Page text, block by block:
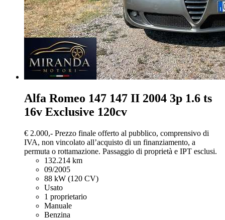
Alfa Romeo 147 147 II 2004 3p 1.6 ts
16v Exclusive 120cv
€ 2.000,- Prezzo finale offerto al pubblico, comprensivo di
IVA, non vincolato all’acquisto di un finanziamento, a
permuta o rottamazione. Passaggio di proprietà e IPT esclusi.
132.214 km
09/2005
88 kW (120 CV)
Usato
1 proprietario
Manuale
Benzina